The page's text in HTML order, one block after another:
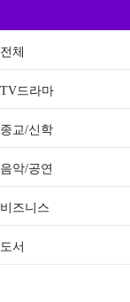
전체
TV드라마
종교/신학
음악/공연
비즈니스
도서